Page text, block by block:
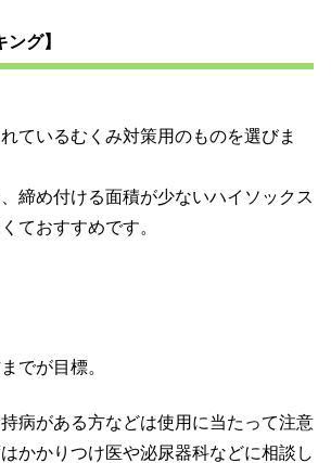
グ】
ているむくみ対策用のものを選びま
締め付ける面積が少ないハイソックス
ておすすめです。
でが目標。
病がある方などは使用に当たって注意
かかりつけ医や泌尿器科などに相談し